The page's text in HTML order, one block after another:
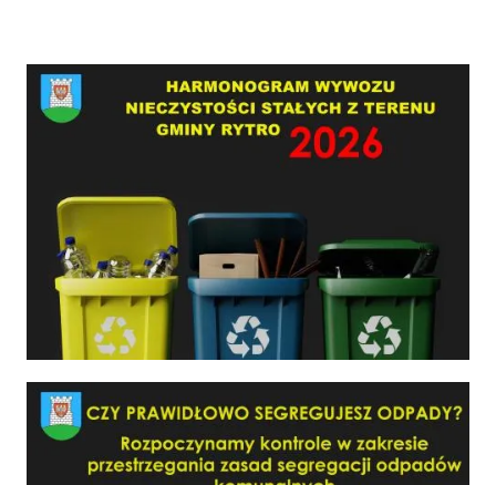
HARMONOGRAM WYWOZU NIECZYSTOŚCI STAŁYCH Z TERENU GMINY RYTRO W 2026
Czy prawidłowo segregujesz odpady?